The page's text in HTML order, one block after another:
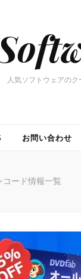
人気ソフトウェアの
お問い合わせ
ード情報一覧